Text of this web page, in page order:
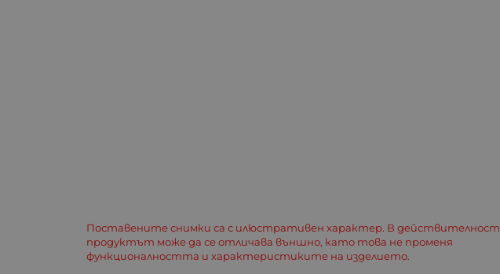
Поставените снимки са с илюстративен характер. В действителност
продуктът може да се отличава външно, като това не променя
функционалността и характеристиките на изделието.